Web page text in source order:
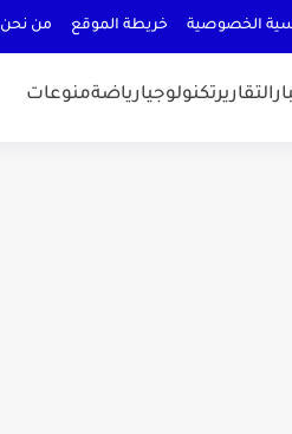
الخصوصية خريطة الموقع من نحن
التقاريرتكنولوجيارياضةمنوعات